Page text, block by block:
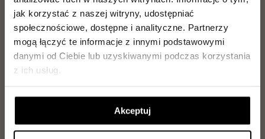
jak korzystać z naszej witryny, udostępniać
społecznościowe, dostępne i analityczne. Partnerzy
mogą łączyć te informacje z innymi podstawowymi
danymi od Ciebie lub uzyskiwanymi podczas korzystania
z ich usług.
Akceptuj
Jarosław Makowiecki
889 889 056
j.makowiecki@pres.com.pl
500 300 056
m.olszewski@pres.com.pl